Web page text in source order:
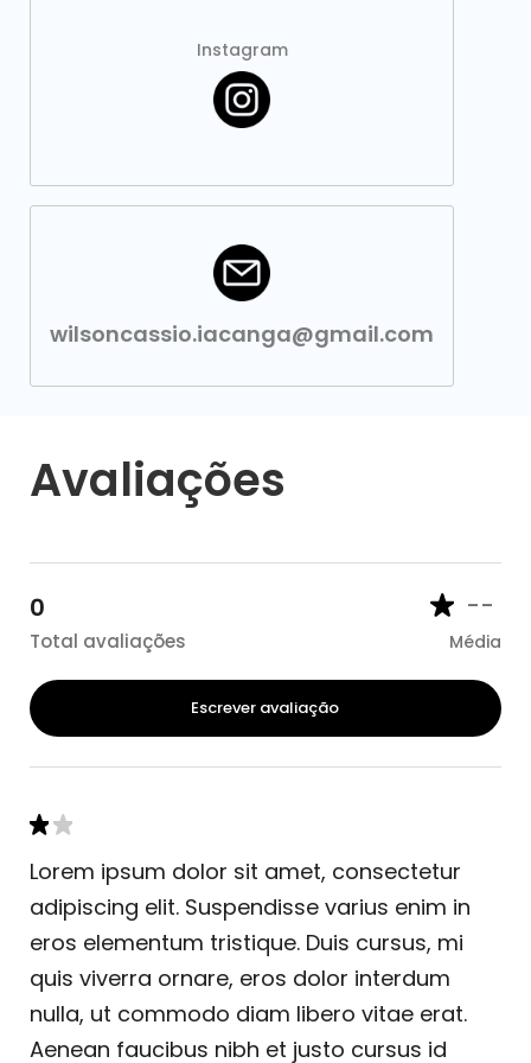
Instagram
wilsoncassio.iacanga@gmail.com
Avaliações
0
Total avaliações
--
Média
Escrever avaliação
Lorem ipsum dolor sit amet, consectetur
adipiscing elit. Suspendisse varius enim in
eros elementum tristique. Duis cursus, mi
quis viverra ornare, eros dolor interdum
nulla, ut commodo diam libero vitae erat.
Aenean faucibus nibh et justo cursus id